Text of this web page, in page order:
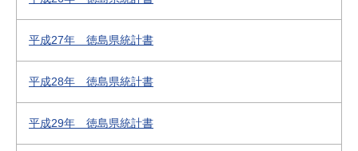
平成27年 徳島県統計書
平成28年 徳島県統計書
平成29年 徳島県統計書